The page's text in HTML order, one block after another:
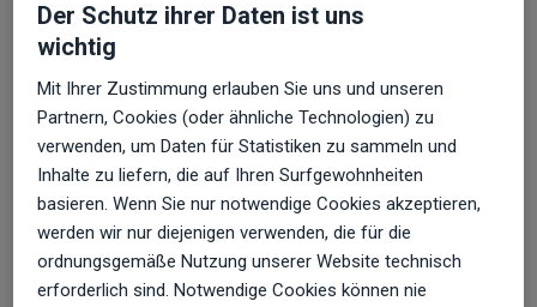
dreimal häufiger betroffen als Frauen. Etwa 40 %
der Ausrenkungen treten im Alter von bis zu 22
Jahren auf. Die Rate nimmt mit steigendem Alter
deutlich ab.
Etwa 95 % der Ausrenkungen sind nach vorne und
unten gerichtet. Lediglich 5 % weisen nach hinten
oder unten.
Das Risiko, sich erneut die Schulter auszurenken,
Der Schutz ihrer Daten ist uns
wichtig
Mit Ihrer Zustimmung erlauben Sie uns und unseren
Partnern, Cookies (oder ähnliche Technologien) zu
verwenden, um Daten für Statistiken zu sammeln und
Inhalte zu liefern, die auf Ihren Surfgewohnheiten
basieren. Wenn Sie nur notwendige Cookies akzeptieren,
werden wir nur diejenigen verwenden, die für die
ordnungsgemäße Nutzung unserer Website technisch
erforderlich sind. Notwendige Cookies können nie